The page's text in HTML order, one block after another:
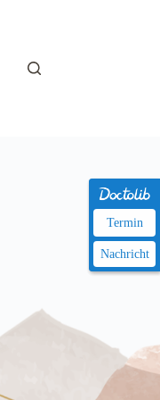
Termin
Nachricht
Termin
Nachricht